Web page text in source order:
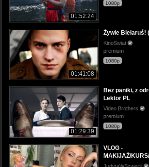
01:52:24
1080p
01:41:08
Żywie Biełaruś!
KinoSwiat
premium
1080p
01:29:39
Bez paniki, z
Lektor PL
Video Brothers
premium
1080p
VLOG -
MAKIJAŻ/